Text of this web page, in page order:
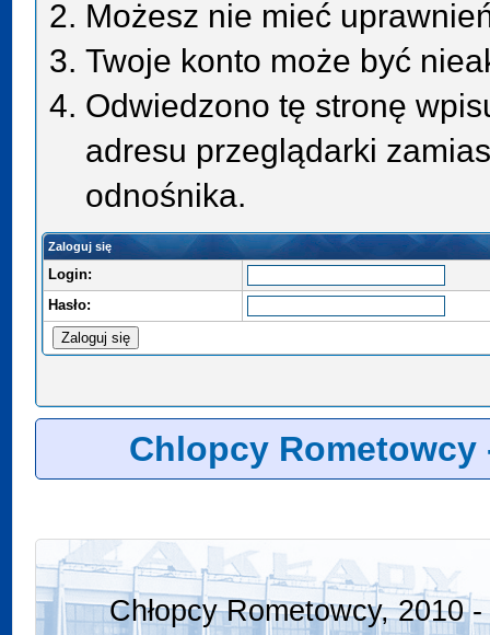
Możesz nie mieć
Twoje konto może być
Odwiedzono tę stronę
adresu przeglądarki
odnośnika.
Zaloguj się
Login:
Hasło:
Chlopcy Rometowcy
Chłopcy Rometowcy, 2010